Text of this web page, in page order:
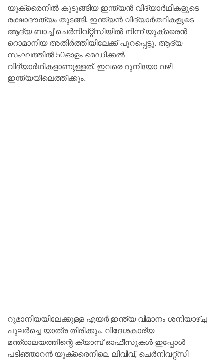
യുക്രൈനിൽ കുടുങ്ങിയ ഇന്ത്യൻ വിദ്യാർഥികളുടെ
രക്ഷാദൗത്യം തുടങ്ങി. ഇന്ത്യൻ വിദ്യാർത്ഥികളുടെ
ആദ്യ ബാച്ച് ചെർനിവ്‌റ്റ്സിയിൽ നിന്ന് യുക്രൈൻ-
റൊമാനിയ അതിർത്തിയിലേക്ക് പുറപ്പെട്ടു. ആദ്യ
സംഘത്തിൽ 50ഓളം മെഡിക്കൽ
വിദ്യാർഥികളാണുള്ളത്. ഇവരെ റുനിയോ വഴി
ഇന്ത്യയിലെത്തിക്കും.
റുമാനിയയിലേക്കുള്ള എയര്‍ ഇന്ത്യ വിമാനം ശനിയാഴ്ച്ച
പുലര്‍ച്ചെ യാത്ര തിരിക്കും. വിദേശകാര്യ
മന്ത്രാലയത്തിന്റെ ക്യാമ്പ് ഓഫീസുകള്‍ ഇപ്പോള്‍
പടിഞ്ഞാറന്‍ യുക്രൈനിലെ ലിവിവ്, ചെര്‍നിവറ്റ്‌സി